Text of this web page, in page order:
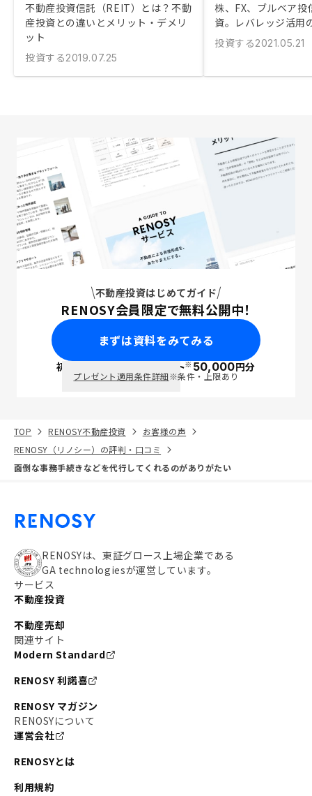
不動産投資信託（REIT）とは？不動
産投資との違いとメリット・デメリ
ット
投資する2019.07.25
株、FX、ブルベア投
資。レバレッジ活用
投資する2021.05.21
不動産投資はじめてガイド
RENOSY会員限定で無料公開中！
まずは資料をみてみる
初回面談で ポイント※50,000円分
プレゼント適用条件詳細※条件・上限あり
TOP RENOSY不動産投資
お客様の声
RENOSY（リノシー）の評判・口コミ
面倒な事務手続きなどを代行してくれるのがありがたい
RENOSYは、東証グロース上場企業である
GA technologiesが運営しています。
サービス
不動産投資
不動産売却
関連サイト
Modern Standard
RENOSY 利諾喜
RENOSY マガジン
RENOSYについて
運営会社
RENOSYとは
利用規約